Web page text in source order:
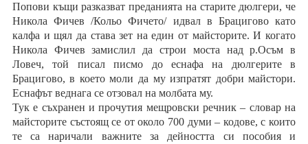
Попови къщи разказват преданията на старите дюлгери, че
Никола Фичев /Кольо Фичето/ идвал в Брацигово като
калфа и щял да става зет на един от майсторите. И когато
Никола Фичев замислил да строи моста над р.Осъм в
Ловеч, той писал писмо до еснафа на дюлгерите в
Брацигово, в което моли да му изпратят добри майстори.
Еснафът веднага се отзовал на молбата му.
Тук е съхранен и прочутия мещровски речник – словар на
майсторите състоящ се от около 700 думи – кодове, с които
те са наричали важните за дейността си пособия и